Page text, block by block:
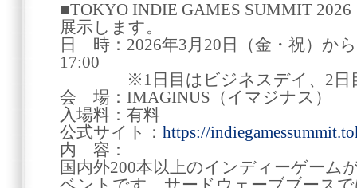
■TOKYO INDIE GAMES SUMMIT
展示します。
日 時：2026年3月20日（金・祝）か
17:00
※1日目はビジネスデイ、2日目
会 場：IMAGINUS（イマジナス）
入場料：有料
公式サイト： https://
内 容：
国内外200本以上のインディーゲーム